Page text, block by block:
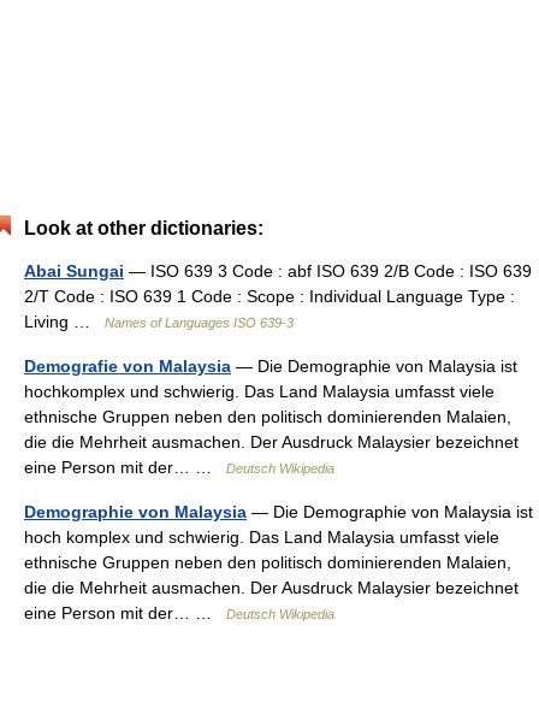
Look at other dictionaries:
Abai Sungai — ISO 639 3 Code : abf ISO 639 2/B Code : ISO 639
2/T Code : ISO 639 1 Code : Scope : Individual Language Type :
Living …
Names of Languages ISO 639-3
Demografie von Malaysia — Die Demographie von Malaysia ist
hochkomplex und schwierig. Das Land Malaysia umfasst viele
ethnische Gruppen neben den politisch dominierenden Malaien,
die die Mehrheit ausmachen. Der Ausdruck Malaysier bezeichnet
eine Person mit der… …
Deutsch Wikipedia
Demographie von Malaysia — Die Demographie von Malaysia ist
hoch komplex und schwierig. Das Land Malaysia umfasst viele
ethnische Gruppen neben den politisch dominierenden Malaien,
die die Mehrheit ausmachen. Der Ausdruck Malaysier bezeichnet
eine Person mit der… …
Deutsch Wikipedia